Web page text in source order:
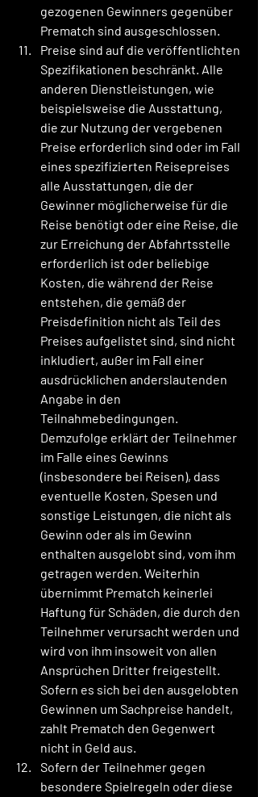
gezogenen Gewinners gegenüber
Prematch sind ausgeschlossen.
Preise sind auf die veröffentlichten
Spezifikationen beschränkt. Alle
anderen Dienstleistungen, wie
beispielsweise die Ausstattung,
die zur Nutzung der vergebenen
Preise erforderlich sind oder im Fall
eines spezifizierten Reisepreises
alle Ausstattungen, die der
Gewinner möglicherweise für die
Reise benötigt oder eine Reise, die
zur Erreichung der Abfahrtsstelle
erforderlich ist oder beliebige
Kosten, die während der Reise
entstehen, die gemäß der
Preisdefinition nicht als Teil des
Preises aufgelistet sind, sind nicht
inkludiert, außer im Fall einer
ausdrücklichen anderslautenden
Angabe in den
Teilnahmebedingungen.
Demzufolge erklärt der Teilnehmer
im Falle eines Gewinns
(insbesondere bei Reisen), dass
eventuelle Kosten, Spesen und
sonstige Leistungen, die nicht als
Gewinn oder als im Gewinn
enthalten ausgelobt sind, vom ihm
getragen werden. Weiterhin
übernimmt Prematch keinerlei
Haftung für Schäden, die durch den
Teilnehmer verursacht werden und
wird von ihm insoweit von allen
Ansprüchen Dritter freigestellt.
Sofern es sich bei den ausgelobten
Gewinnen um Sachpreise handelt,
zahlt Prematch den Gegenwert
nicht in Geld aus.
Sofern der Teilnehmer gegen
besondere Spielregeln oder diese